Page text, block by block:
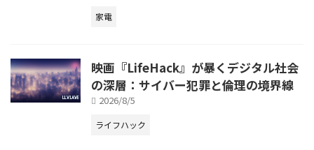
家電
映画『LifeHack』が暴くデジタル社会
の深層：サイバー犯罪と倫理の境界線
2026/8/5
ライフハック